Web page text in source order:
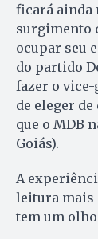
ficará ainda
surgimento
ocupar seu
do partido
fazer o
de eleger
que o MDB
Goiás).
A
leitura mais
tem um